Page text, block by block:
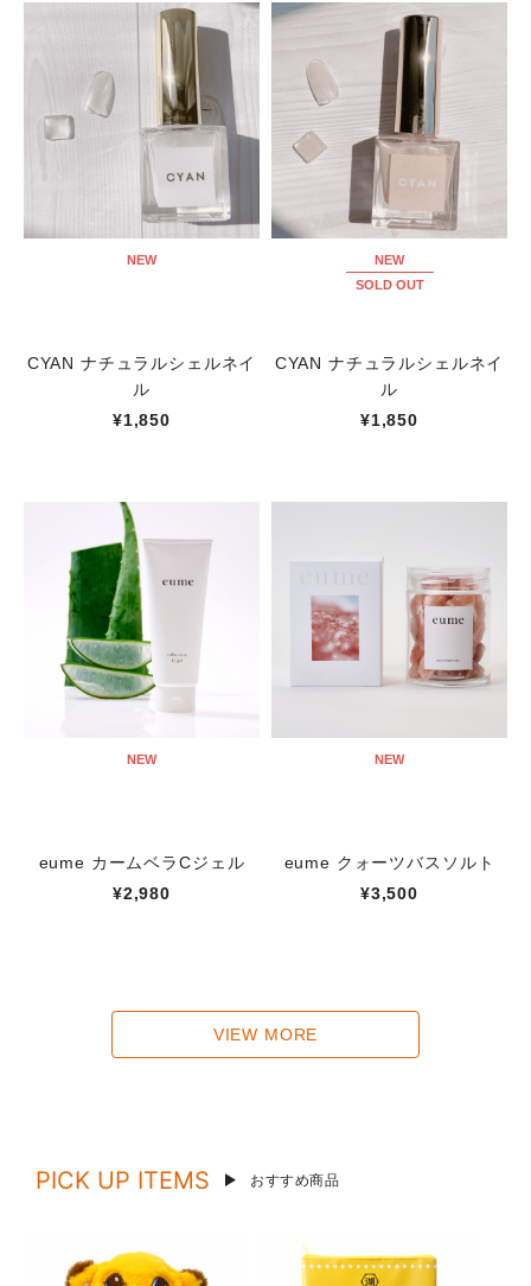
NEW
CYAN ナチュラルシェルネイ
ル
¥1,850
NEW
SOLD OUT
CYAN ナチュラルシェルネイ
ル
¥1,850
NEW
eume カームベラCジェル
¥2,980
NEW
eume クォーツバスソルト
¥3,500
VIEW MORE
PICK UP ITEMS おすすめ商品